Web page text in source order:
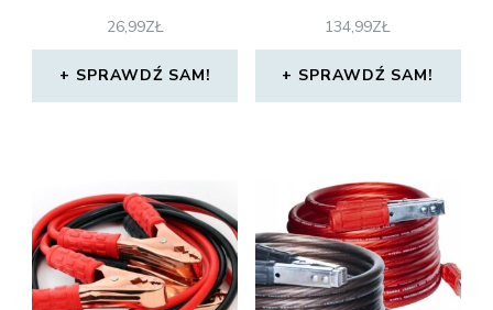
26,99ZŁ
SPRAWDŹ SAM!
134,99ZŁ
SPRAWDŹ SAM!